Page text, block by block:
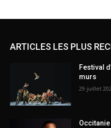
ARTICLES LES PLUS
Festival
murs
29 juillet
Occitanie